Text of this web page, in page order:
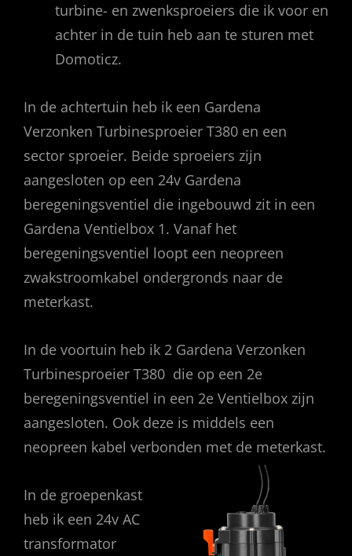
turbine- en zwenksproeiers die ik voor en
achter in de tuin heb aan te sturen met
Domoticz.
In de achtertuin heb ik een Gardena
Verzonken Turbinesproeier T380 en een
sector sproeier. Beide sproeiers zijn
aangesloten op een 24v Gardena
beregeningsventiel die ingebouwd zit in een
Gardena Ventielbox 1. Vanaf het
beregeningsventiel loopt een neopreen
zwakstroomkabel ondergronds naar de
meterkast.
In de voortuin heb ik 2 Gardena Verzonken
Turbinesproeier T380 die op een 2e
beregeningsventiel in een 2e Ventielbox zijn
aangesloten. Ook deze is middels een
neopreen kabel verbonden met de meterkast.
In de groepenkast
heb ik een 24v AC
transformator